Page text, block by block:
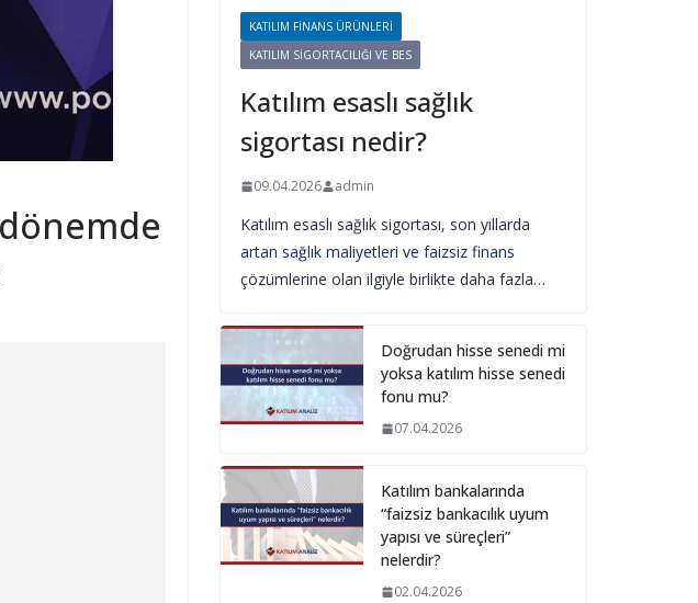
KATILIM FINANS ÜRÜNLERI
KATILIM SIGORTACILIĞI VE BES
Katılım esaslı sağlık
sigortası nedir?
09.04.2026 admin
Katılım esaslı sağlık sigortası, son yıllarda
artan sağlık maliyetleri ve faizsiz finans
çözümlerine olan ilgiyle birlikte daha fazla…
Doğrudan hisse senedi mi
yoksa katılım hisse senedi
fonu mu?
07.04.2026
Katılım bankalarında
“faizsiz bankacılık uyum
yapısı ve süreçleri”
nelerdir?
02.04.2026